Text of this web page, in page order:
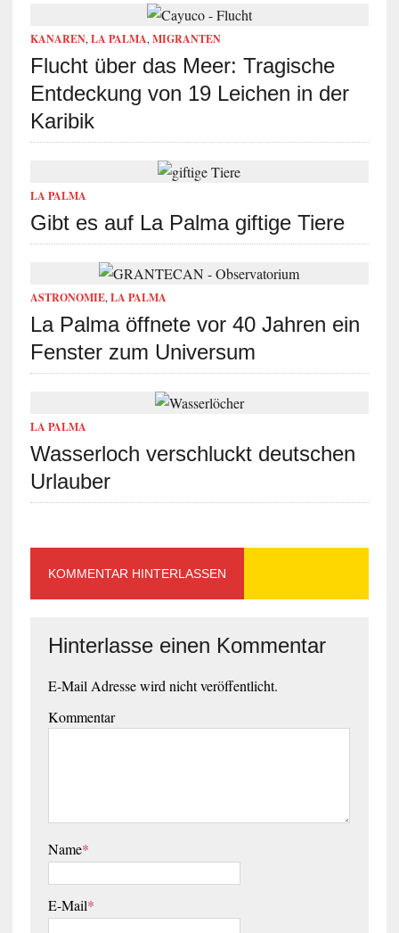
KANAREN, LA PALMA, MIGRANTEN
Flucht über das Meer: Tragische
Entdeckung von 19 Leichen in der
Karibik
LA PALMA
Gibt es auf La Palma giftige Tiere
ASTRONOMIE, LA PALMA
La Palma öffnete vor 40 Jahren ein
Fenster zum Universum
LA PALMA
Wasserloch verschluckt deutschen
Urlauber
KOMMENTAR HINTERLASSEN
Hinterlasse einen Kommentar
E-Mail Adresse wird nicht veröffentlicht.
Kommentar
Name*
E-Mail*